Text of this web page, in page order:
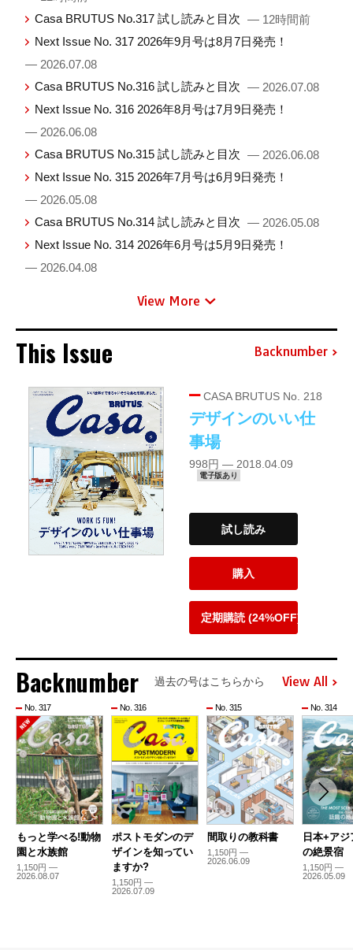
Casa BRUTUS No.317 試し読みと目次 — 12時間前
Next Issue No. 317 2026年9月号は8月7日発売！
— 2026.07.08
Casa BRUTUS No.316 試し読みと目次 — 2026.07.08
Next Issue No. 316 2026年8月号は7月9日発売！
— 2026.06.08
Casa BRUTUS No.315 試し読みと目次 — 2026.06.08
Next Issue No. 315 2026年7月号は6月9日発売！
— 2026.05.08
Casa BRUTUS No.314 試し読みと目次 — 2026.05.08
Next Issue No. 314 2026年6月号は5月9日発売！
— 2026.04.08
View More
This Issue Backnumber
CASA BRUTUS No. 218
デザインのいい仕
事場
998円 — 2018.04.09
電子版あり
試し読み
購入
定期購読 (24%OFF)
Backnumber 過去の号はこちらから View All
No. 317
もっと学べる!動物
園と水族館
1,150円 —
2026.08.07
No. 316
ポストモダンのデ
ザインを知ってい
ますか?
1,150円 —
2026.07.09
No. 315
間取りの教科書
1,150円 —
2026.06.09
No. 314
日本+アジ
の絶景宿
1,150円 —
2026.05.09